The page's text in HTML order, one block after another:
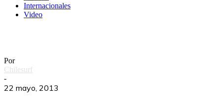
Internacionales
Video
Por
Chilesurf
-
22 mayo, 2013